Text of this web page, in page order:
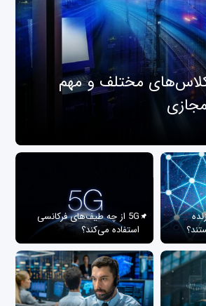
کلاس‌های مختلف و مهم
5G از چه طیف‌های فرکانسی
استفاده می‌کند؟